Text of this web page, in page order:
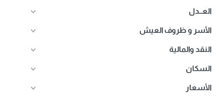
العــدل
الأسر و ظروف العيش
النقد والمالية
السكان
الأسعار